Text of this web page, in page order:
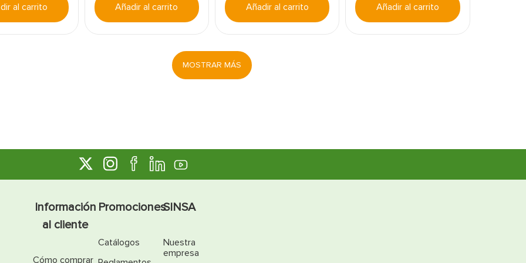
al carrito Añadir al carrito Añadir al carrito Añadir al carrito
MOSTRAR MÁS
Información
al cliente
Cómo comprar
Promociones
Catálogos
SINSA
Nuestra
empresa